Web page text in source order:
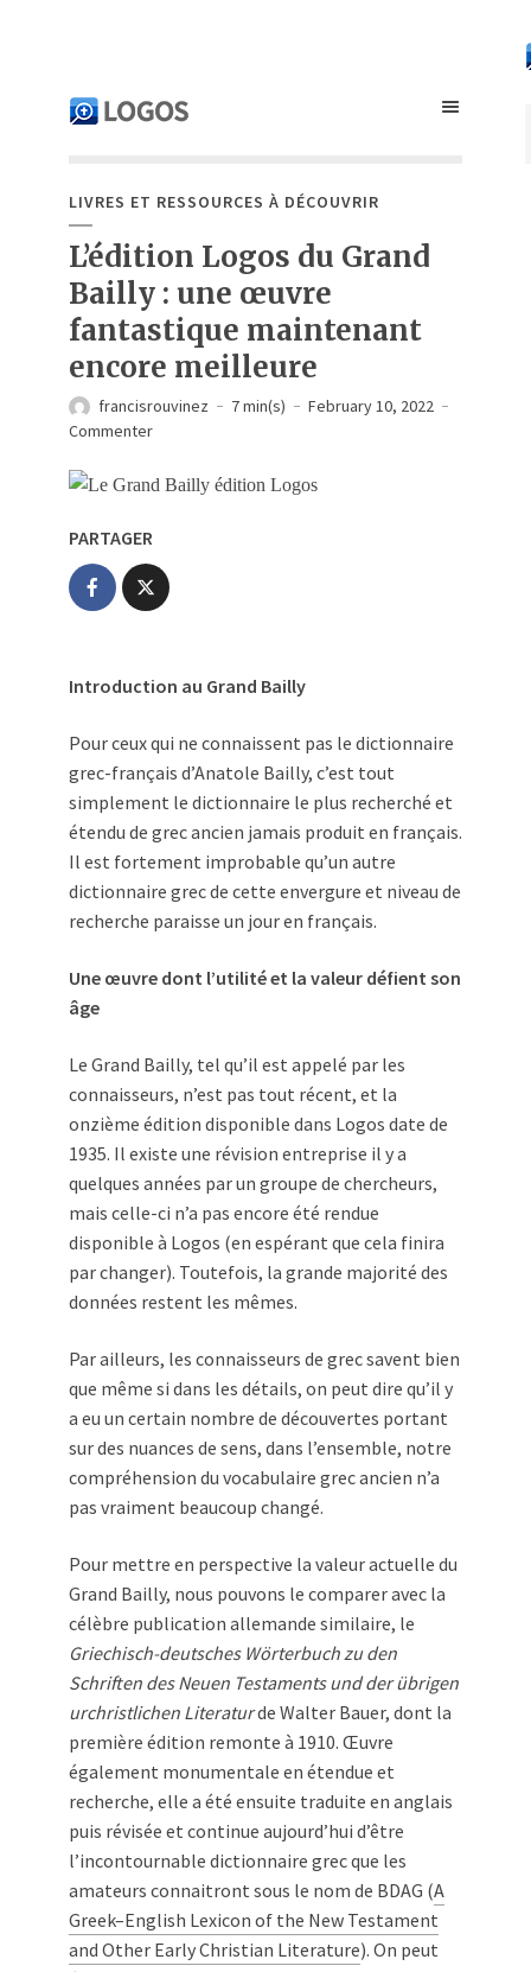
LIVRES ET RESSOURCES À DÉCOUVRIR
L’édition Logos du Grand
Bailly : une œuvre
fantastique maintenant
encore meilleure
francisrouvinez 7 min(s)
February 10, 2022
Commenter
PARTAGER
Introduction au Grand Bailly
Pour ceux qui ne connaissent pas le dictionnaire
grec-français d’Anatole Bailly, c’est tout
simplement le dictionnaire le plus recherché et
étendu de grec ancien jamais produit en français.
Il est fortement improbable qu’un autre
dictionnaire grec de cette envergure et niveau de
recherche paraisse un jour en français.
Une œuvre dont l’utilité et la valeur défient son
âge
Le Grand Bailly, tel qu’il est appelé par les
connaisseurs, n’est pas tout récent, et la
onzième édition disponible dans Logos date de
1935. Il existe une révision entreprise il y a
quelques années par un groupe de chercheurs,
mais celle-ci n’a pas encore été rendue
disponible à Logos (en espérant que cela finira
par changer). Toutefois, la grande majorité des
données restent les mêmes.
Par ailleurs, les connaisseurs de grec savent bien
que même si dans les détails, on peut dire qu’il y
a eu un certain nombre de découvertes portant
sur des nuances de sens, dans l’ensemble, notre
compréhension du vocabulaire grec ancien n’a
pas vraiment beaucoup changé.
Pour mettre en perspective la valeur actuelle du
Grand Bailly, nous pouvons le comparer avec la
célèbre publication allemande similaire, le
Griechisch-deutsches Wörterbuch zu den
Schriften des Neuen Testaments und der übrigen
urchristlichen Literaturde Walter Bauer, dont la
première édition remonte à 1910. Œuvre
également monumentale en étendue et
recherche, elle a été ensuite traduite en anglais
puis révisée et continue aujourd’hui d’être
l’incontournable dictionnaire grec que les
amateurs connaitront sous le nom de BDAG (A
Greek–English Lexicon of the New Testament
and Other Early Christian Literature). On peut